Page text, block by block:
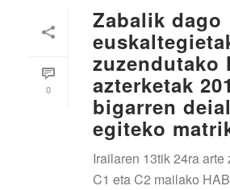
0
Zabalik dago
zuzendutako
azterketak
bigarren
egiteko
Irailaren 13tik 24ra
C1 eta C2 mailako